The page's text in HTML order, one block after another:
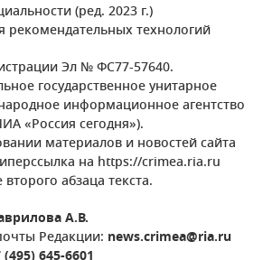
(ред. 2023 г.)
технологий
Эл № ФС77-57640.
государственное унитарное
информационное агентство
«Россия сегодня»).
материалов и новостей сайта
на https://crimea.ria.ru
абзаца текста.
А.В.
Редакции: news.crimea@ria.ru